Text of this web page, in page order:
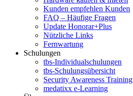
Kunden empfehlen Kunden
FAQ – Häufige Fragen
Update Honorar+Plus
Nützliche Links
Fernwartung
Schulungen
tbs-Individualschulungen
tbs-Schulungsübersicht
Security Awareness Training
medatixx e-Learning